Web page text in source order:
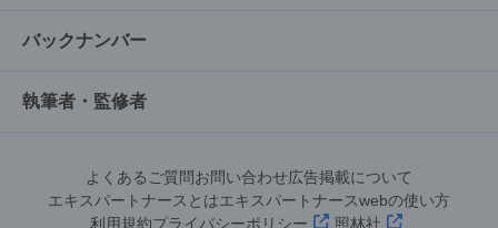
バックナンバー
執筆者・監修者
よくあるご質問お問い合わせ広告掲載について
エキスパートナースとはエキスパートナースwebの使い方
利用規約プライバシーポリシー 照林社